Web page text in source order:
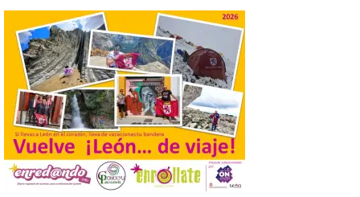
de Dulces del Convento a
Gradefes
7 Ago 2026
Tendrá lugar el 9 de
agosto en los aledaños del
monasterio cisterciense
de Santa María la Real de
Gradefes. Una cita
imprescindible para disfrutar de los
mejores dulces conventuales, tradición,
cultura y un ambiente único. El
Ayuntamiento de Gradefes, intentando